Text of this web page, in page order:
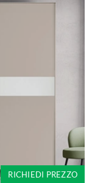
RICHIEDI PREZZO